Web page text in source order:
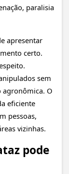
paralisia
apresentar
certo.
sem
agronômica. O
eficiente
pessoas,
vizinhas.
pode